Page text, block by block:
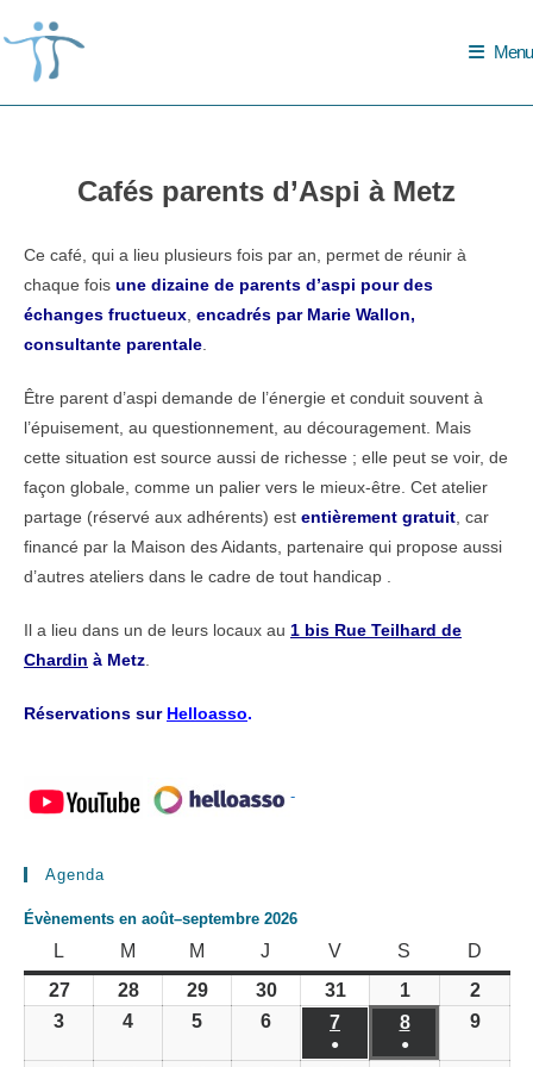
to
content
Menu
Cafés parents d’Aspi à Metz
Ce café, qui a lieu plusieurs fois par an, permet de réunir à
chaque fois une dizaine de parents d’aspi pour des
échanges fructueux encadrés par Marie Wallon,
consultante parentale
Être parent d’aspi demande de l’énergie et conduit souvent à
l’épuisement, au questionnement, au découragement. Mais
cette situation est source aussi de richesse ; elle peut se voir, de
façon globale, comme un palier vers le mieux-être. Cet atelier
partage (réservé aux adhérents) est entièrement gratuit , car
financé par la Maison des Aidants, partenaire qui propose aussi
d’autres ateliers dans le cadre de tout handicap .
Il a lieu dans un de leurs locaux au 1 bis Rue Teilhard de
Chardin à Metz
Réservations sur Helloasso.
-
Agenda
Évènements en août–septembre 2026
L M M MERCREDI
J VVENDREDI
S SAMEDID
2727
2828
2929
3030
31
juillet
1
août
2
août
3 4 5 6 7
●
88
●
99